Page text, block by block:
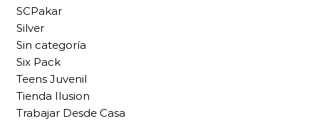
SCPakar
Silver
Sin categoría
Six Pack
Teens Juvenil
Tienda Ilusion
Trabajar Desde Casa